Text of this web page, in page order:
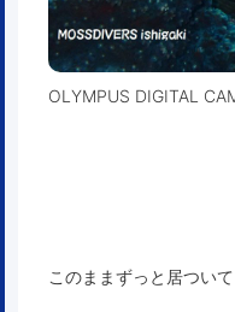
OLYMPUS DIGITAL
このままずっと居つい